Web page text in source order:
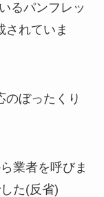
るパンフレッ
されていま
のぼったくり
業者を呼びま
た(反省)